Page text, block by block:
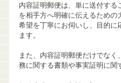
内容証明郵便は、単に送付する
を相手方へ明確に伝えるため
希望を丁寧にお伺いし、目的に
ます。
また、内容証明郵便だけでな
務に関する書類や事実証明に関